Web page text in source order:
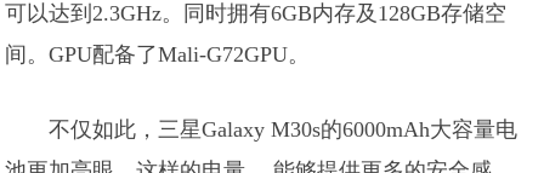
可以达到2.3GHz。同时拥有6GB内存及128GB存储空
间。GPU配备了Mali-G72GPU。
不仅如此，三星Galaxy M30s的6000mAh大容量电